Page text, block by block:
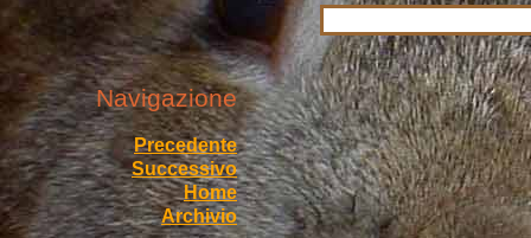
Navigazione
Precedente
Successivo
Home
Archivio